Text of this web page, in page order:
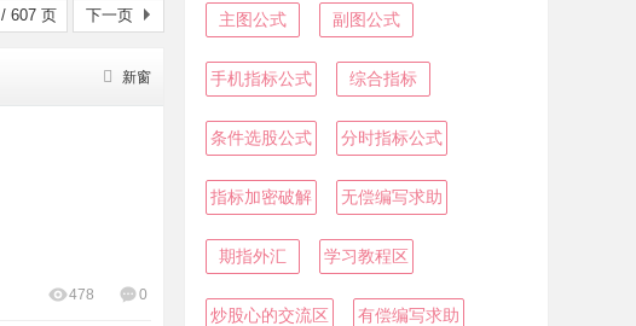
/ 607 页 下一页
新窗
0
478
主图公式 副图公式
手机指标公式 综合指标
条件选股公式 分时指标公式
指标加密破解 无偿编写求助
期指外汇 学习教程区
炒股心的交流区 有偿编写求助